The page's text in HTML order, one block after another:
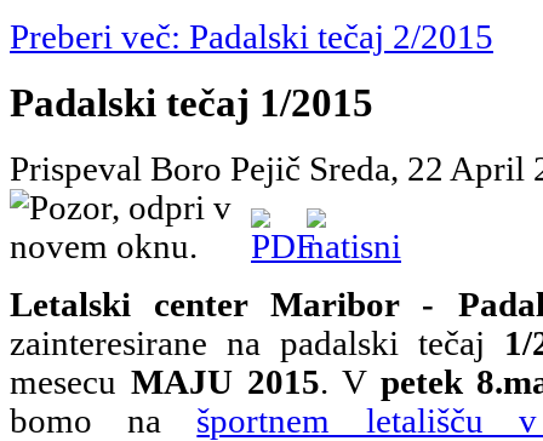
Preberi več: Padalski tečaj 2/2015
Padalski tečaj 1/2015
Prispeval Boro Pejič Sreda, 22 April
Letalski center Maribor -
zainteresirane na padalski tečaj 1/
mesecu MAJU 2015. V petek
bomo na športnem letališču